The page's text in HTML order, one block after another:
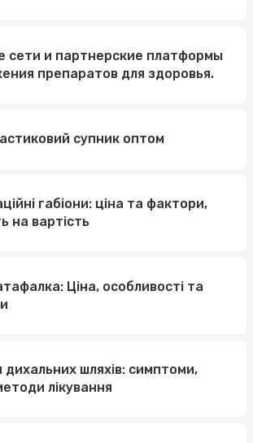
сети и партнерские платформы
препаратов для здоровья.
супник оптом
габіони: ціна та фактори,
на вартість
Ціна, особливості та
дихальних шляхів: симптоми,
лікування